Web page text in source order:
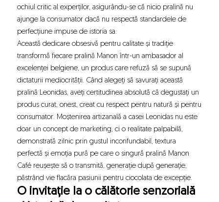
ochiul critic al experților, asigurându-se că nicio pralină nu
ajunge la consumator dacă nu respectă standardele de
perfecțiune impuse de istoria sa.
Această dedicare obsesivă pentru calitate și tradiție
transformă fiecare pralină Manon într-un ambasador al
excelenței belgiene, un produs care refuză să se supună
dictaturii mediocrității. Când alegeți să savurați această
pralină Leonidas, aveți certitudinea absolută că degustați un
produs curat, onest, creat cu respect pentru natură și pentru
consumator. Moștenirea artizanală a casei Leonidas nu este
doar un concept de marketing, ci o realitate palpabilă,
demonstrată zilnic prin gustul inconfundabil, textura
perfectă și emoția pură pe care o singură pralină Manon
Café reușește să o transmită, generație după generație,
păstrând vie flacăra pasiunii pentru ciocolata de excepție.
O invitație la o călătorie senzorială